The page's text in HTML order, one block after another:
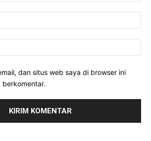
dan situs web saya di browser ini
berkomentar.